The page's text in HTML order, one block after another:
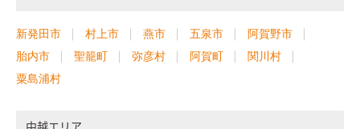
新発田市 村上市 燕市 五泉市
阿賀野市
胎内市
聖籠町 弥彦村 阿賀町
関川村
粟島浦村